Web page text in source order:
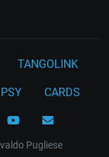
TANGOLINK
PSY CARDS
Pugliese